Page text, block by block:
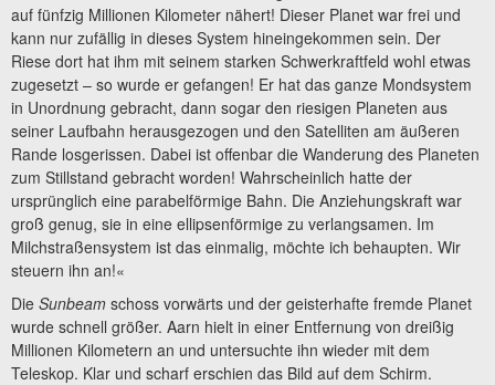
auf fünfzig Millionen Kilometer nähert! Dieser Planet war frei und
kann nur zufällig in dieses System hineingekommen sein. Der
Riese dort hat ihm mit seinem starken Schwerkraftfeld wohl etwas
zugesetzt – so wurde er gefangen! Er hat das ganze Mondsystem
in Unordnung gebracht, dann sogar den riesigen Planeten aus
seiner Laufbahn herausgezogen und den Satelliten am äußeren
Rande losgerissen. Dabei ist offenbar die Wanderung des Planeten
zum Stillstand gebracht worden! Wahrscheinlich hatte der
ursprünglich eine parabelförmige Bahn. Die Anziehungskraft war
groß genug, sie in eine ellipsenförmige zu verlangsamen. Im
Milchstraßensystem ist das einmalig, möchte ich behaupten. Wir
steuern ihn an!«
Die Sunbeam schoss vorwärts und der geisterhafte fremde Planet
wurde schnell größer. Aarn hielt in einer Entfernung von dreißig
Millionen Kilometern an und untersuchte ihn wieder mit dem
Teleskop. Klar und scharf erschien das Bild auf dem Schirm.